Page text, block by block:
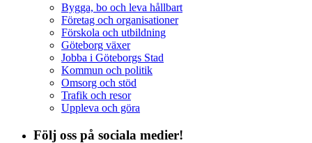
Bygga, bo och leva hållbart
Företag och organisationer
Förskola och utbildning
Göteborg växer
Jobba i Göteborgs Stad
Kommun och politik
Omsorg och stöd
Trafik och resor
Uppleva och göra
Följ oss på sociala medier!